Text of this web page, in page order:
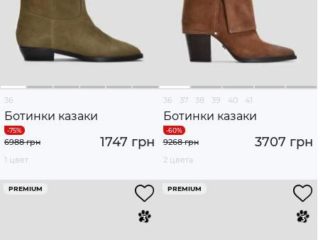
36
Ботинки казаки
1747 грн
6988 грн
1 цвет
36 37 38 39 40 41
Ботинки казаки
3707 грн
9268 грн
2 цвета
PREMIUM PREMIUM